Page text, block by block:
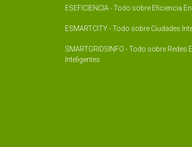
ESEFICIENCIA - Todo sobre Eficiencia
ESMARTCITY - Todo sobre Ciudades
SMARTGRIDSINFO - Todo sobre Redes
Inteligentes